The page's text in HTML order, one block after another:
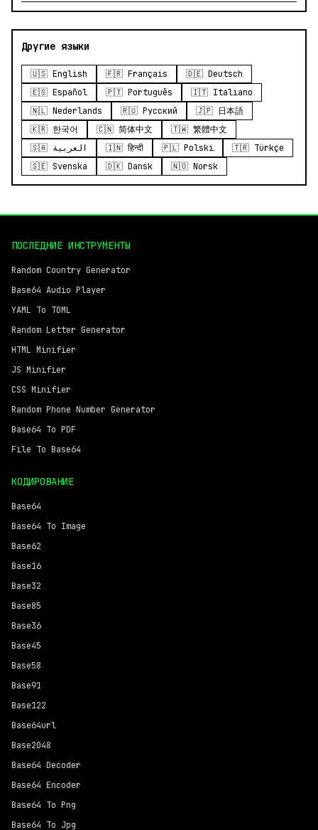
Другие языки
🇺🇸 English 🇫🇷 Français
🇩🇪 Deutsch
🇪🇸 Español
🇵🇹 Português
🇮🇹 Italiano
🇳🇱 Nederlands
🇷🇺 Русский
🇯🇵 日本語
🇰🇷 한국어
🇨🇳 简体中文
🇹🇼 繁體中文
🇸🇦 العربية
🇮🇳 हिन्दी 🇵🇱 Polski
🇹🇷 Türkçe
🇸🇪 Svenska
🇩🇰 Dansk 🇳🇴 Norsk
ПОСЛЕДНИЕ ИНСТРУМЕНТЫ
Random Country Generator
Base64 Audio Player
YAML To TOML
Random Letter Generator
HTML Minifier
JS Minifier
CSS Minifier
Random Phone Number Generator
Base64 To PDF
File To Base64
КОДИРОВАНИЕ
Base64
Base64 To Image
Base62
Base16
Base32
Base85
Base36
Base45
Base58
Base91
Base122
Base64url
Base2048
Base64 Decoder
Base64 Encoder
Base64 To Png
Base64 To Jpg